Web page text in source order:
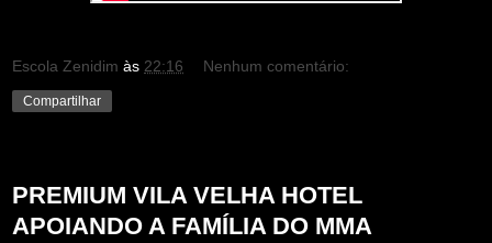
Escola Zenidim às 22:16 Nenhum comentário:
Compartilhar
PREMIUM VILA VELHA HOTEL
APOIANDO A FAMÍLIA DO MMA